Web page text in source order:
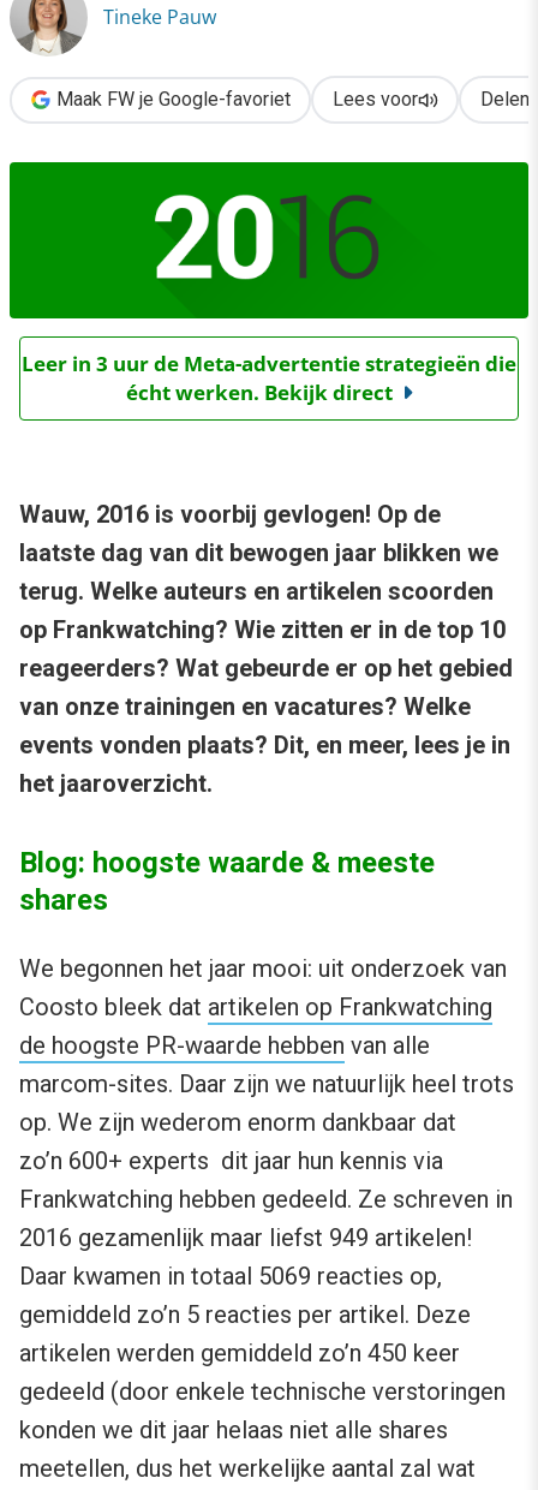
Tineke Pauw
Maak FW je Google-favoriet Lees voor Delen
Leer in 3 uur de Meta-advertentie strategieën die
écht werken. Bekijk direct
Wauw, 2016 is voorbij gevlogen! Op de
laatste dag van dit bewogen jaar blikken we
terug. Welke auteurs en artikelen scoorden
op Frankwatching? Wie zitten er in de top 10
reageerders? Wat gebeurde er op het gebied
van onze trainingen en vacatures? Welke
events vonden plaats? Dit, en meer, lees je in
het jaaroverzicht.
Blog: hoogste waarde & meeste
shares
We begonnen het jaar mooi: uit onderzoek van
Coosto bleek dat artikelen op Frankwatching
de hoogste PR-waarde hebben van alle
marcom-sites. Daar zijn we natuurlijk heel trots
op. We zijn wederom enorm dankbaar dat
zo’n 600+ experts dit jaar hun kennis via
Frankwatching hebben gedeeld. Ze schreven in
2016 gezamenlijk maar liefst 949 artikelen!
Daar kwamen in totaal 5069 reacties op,
gemiddeld zo’n 5 reacties per artikel. Deze
artikelen werden gemiddeld zo’n 450 keer
gedeeld (door enkele technische verstoringen
konden we dit jaar helaas niet alle shares
meetellen, dus het werkelijke aantal zal wat